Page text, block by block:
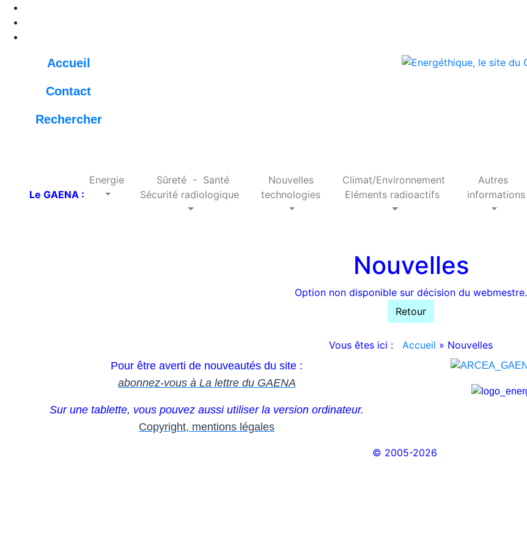
Accueil
Contact
Rechercher
Le GAENA :
Energie
Sûreté - Santé
Sécurité radiologique
Nouvelles
technologies
Climat/Environnement
Eléments radioactifs
Autres
informations
Nouvelles
Option non disponible sur décision du webmestre.
Retour
Vous êtes ici : Accueil » Nouvelles
Pour être averti de nouveautés du site :
abonnez-vous à La lettre du GAENA
Sur une tablette, vous pouvez aussi utiliser la version ordinateur.
Copyright, mentions légales
© 2005-2026